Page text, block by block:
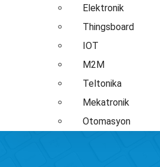
Elektronik
Thingsboard
IOT
M2M
Teltonika
Mekatronik
Otomasyon